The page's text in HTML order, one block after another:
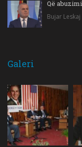
Që
Bujar Leskaj
Galeri